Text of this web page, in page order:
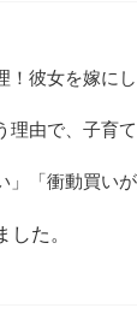
！彼女を嫁に
理由で、子育
」「衝動買い
た。